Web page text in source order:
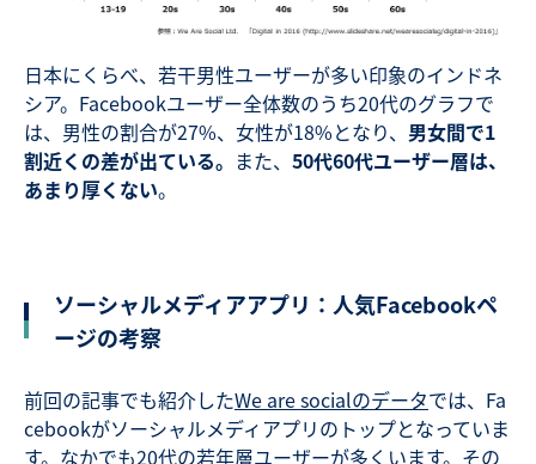
日本にくらべ、若干男性ユーザーが多い印象のインドネ
シア。Facebookユーザー全体数のうち20代のグラフで
は、男性の割合が27%、女性が18%となり、 男女間で1
割近くの差が出ている。 また、 50代60代ユーザー層は、
あまり厚くない。
ソーシャルメディアアプリ：人気Facebookペ
ージの考察
前回の記事でも紹介したWe are socialのデータでは、Fa
cebookがソーシャルメディアプリのトップとなっていま
す。なかでも20代の若年層ユーザーが多くいます。その